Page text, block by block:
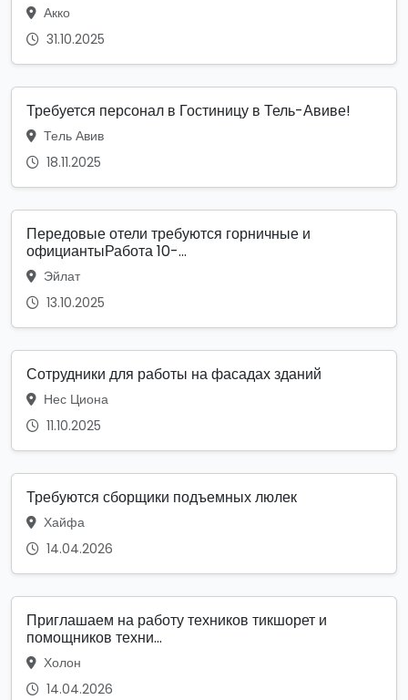
Акко
31.10.2025
Требуется персонал в Гостиницу в Тель-Авиве!
Тель Авив
18.11.2025
Передовые отели требуются горничные и
официантыРабота 10-...
Эйлат
13.10.2025
Сотрудники для работы на фасадах зданий
Нес Циона
11.10.2025
Требуются сборщики подъемных люлек
Хайфа
14.04.2026
Приглашаем на работу техников тикшорет и
помощников техни...
Холон
14.04.2026